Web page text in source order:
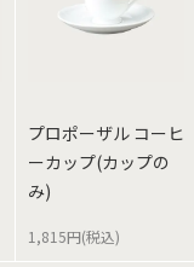
プロポーザル コーヒ
ーカップ(カップの
み)
1,815円(税込)